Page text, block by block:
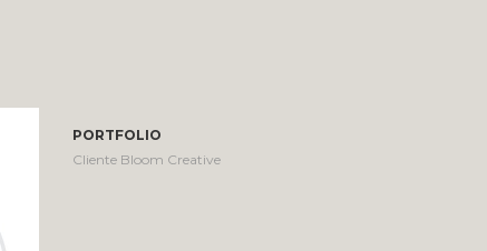
PORTFOLIO
Cliente Bloom Creative